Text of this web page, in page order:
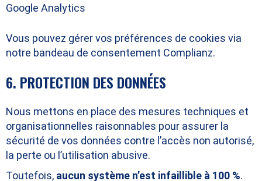
Google Analytics
Vous pouvez gérer vos préférences de cookies via
notre bandeau de consentement Complianz.
6. PROTECTION DES DONNÉES
Nous mettons en place des mesures techniques et
organisationnelles raisonnables pour assurer la
sécurité de vos données contre l’accès non autorisé,
la perte ou l’utilisation abusive.
Toutefois, aucun système n’est infaillible à 100 %.